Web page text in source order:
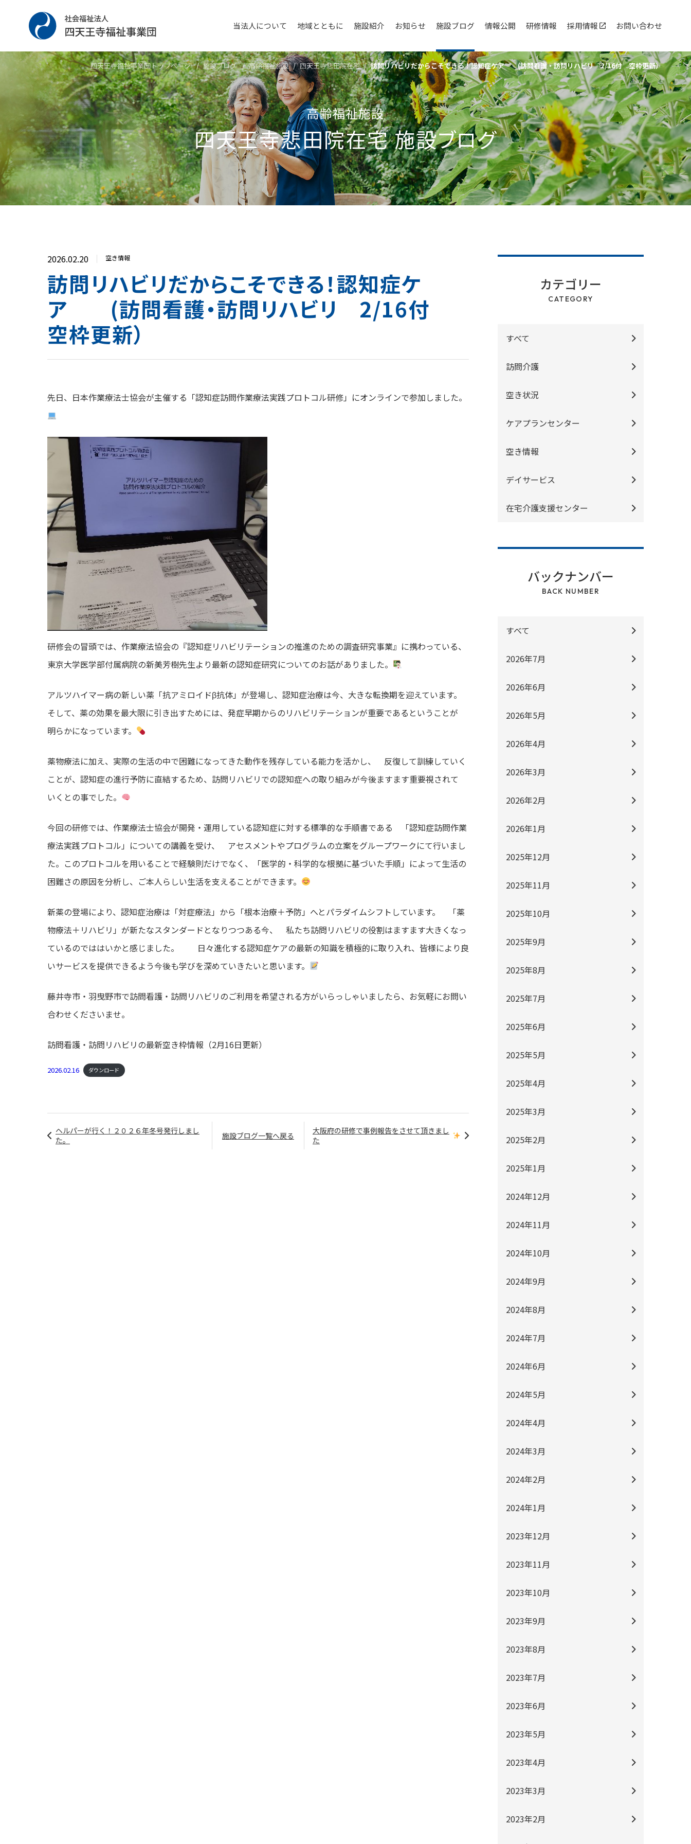
当法人について 地域とともに 施設紹介 お知らせ 施設ブログ 情報公開 研修情報 採用情報 お問い合わせ
四天王寺福祉事業団トップページ 施設ブログ 高齢福祉施設 四天王寺悲⽥院在宅 訪問リハビリだからこそできる！認知症ケア (訪問看護・訪問リハビリ 2/16付 空枠更新）
高齢福祉施設
四天王寺悲⽥院在宅施設ブログ
2026.02.20 空き情報
訪問リハビリだからこそできる！認知症ケ
ア (訪問看護・訪問リハビリ 2/16付
空枠更新）
先日、日本作業療法士協会が主催する「認知症訪問作業療法実践プロトコル研修」にオンラインで参加しました。
研修会の冒頭では、作業療法協会の『認知症リハビリテーションの推進のための調査研究事業』に携わっている、
東京大学医学部付属病院の新美芳樹先生より最新の認知症研究についてのお話がありました。
アルツハイマー病の新しい薬「抗アミロイドβ抗体」が登場し、認知症治療は今、大きな転換期を迎えています。
そして、薬の効果を最大限に引き出すためには、発症早期からのリハビリテーションが重要であるということが
明らかになっています。
薬物療法に加え、実際の生活の中で困難になってきた動作を残存している能力を活かし、 反復して訓練していく
ことが、認知症の進行予防に直結するため、訪問リハビリでの認知症への取り組みが今後ますます重要視されて
いくとの事でした。
今回の研修では、作業療法士協会が開発・運用している認知症に対する標準的な手順書である 「認知症訪問作業
療法実践プロトコル」についての講義を受け、 アセスメントやプログラムの立案をグループワークにて行いまし
た。このプロトコルを用いることで経験則だけでなく、「医学的・科学的な根拠に基づいた手順」によって生活の
困難さの原因を分析し、ご本人らしい生活を支えることができます。
新薬の登場により、認知症治療は「対症療法」から「根本治療＋予防」へとパラダイムシフトしています。 「薬
物療法＋リハビリ」が新たなスタンダードとなりつつある今、 私たち訪問リハビリの役割はますます大きくなっ
ているのでははいかと感じました。 日々進化する認知症ケアの最新の知識を積極的に取り入れ、皆様により良
いサービスを提供できるよう今後も学びを深めていきたいと思います。
藤井寺市・羽曳野市で訪問看護・訪問リハビリのご利用を希望される方がいらっしゃいましたら、お気軽にお問い
合わせくださいませ。
訪問看護・訪問リハビリの最新空き枠情報（2月16日更新）
2026.02.16 ダウンロード
ヘルパーが行く！２０２６年冬号発行しまし
た。
施設ブログ一覧へ戻る
大阪府の研修で事例報告をさせて頂きまし
た
カテゴリー
CATEGORY
すべて
訪問介護
空き状況
ケアプランセンター
空き情報
デイサービス
在宅介護支援センター
バックナンバー
BACK NUMBER
すべて
2026年7月
2026年6月
2026年5月
2026年4月
2026年3月
2026年2月
2026年1月
2025年12月
2025年11月
2025年10月
2025年9月
2025年8月
2025年7月
2025年6月
2025年5月
2025年4月
2025年3月
2025年2月
2025年1月
2024年12月
2024年11月
2024年10月
2024年9月
2024年8月
2024年7月
2024年6月
2024年5月
2024年4月
2024年3月
2024年2月
2024年1月
2023年12月
2023年11月
2023年10月
2023年9月
2023年8月
2023年7月
2023年6月
2023年5月
2023年4月
2023年3月
2023年2月